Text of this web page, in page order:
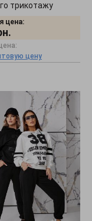
трикотажу
цена:
цену